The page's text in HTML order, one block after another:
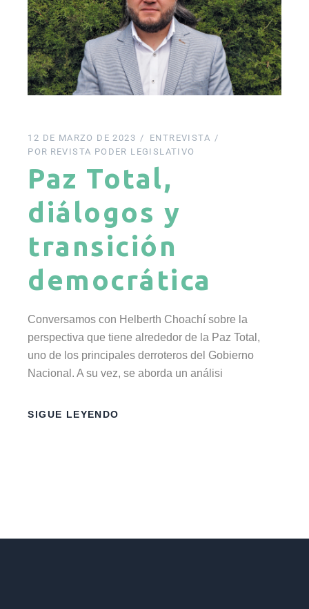
12 DE MARZO DE 2023
ENTREVISTA
POR REVISTA PODER LEGISLATIVO
Paz Total,
diálogos y
transición
democrática
Conversamos con Helberth Choachí sobre la
perspectiva que tiene alrededor de la Paz Total,
uno de los principales derroteros del Gobierno
Nacional. A su vez, se aborda un análisi
SIGUE LEYENDO